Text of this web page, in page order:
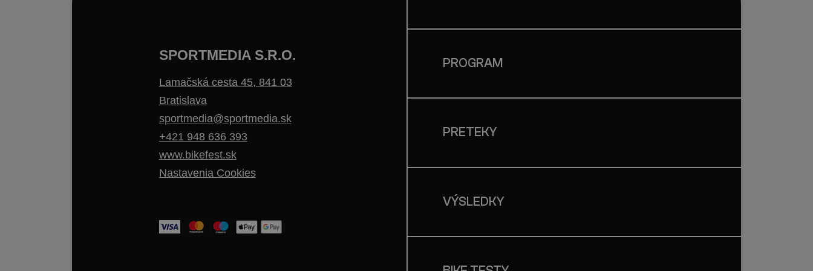
PROGRAM
PRETEKY
VÝSLEDKY
SPORTMEDIA S.R.O.
Lamačská cesta 45, 841 03
Bratislava
sportmedia@sportmedia.sk
+421 948 636 393
www.bikefest.sk
Nastavenia Cookies